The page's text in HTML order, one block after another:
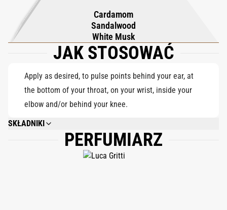
stronę bliskowschodniej gościnności ujętej w nowoczesny
minimalizm. Gdy zapach się uspokaja, drzewo sandałowe i
kardamon rozwijają się z gładkim wyrafinowaniem,
zakotwiczone przez welon czystego białego piżma. Gładki,
świetlisty i subtelnie uzależniający, Beyond the Wall proponuje
orientalny styl bez ograniczeń – ewolucję kształtowaną przez
ciekawość i wolność.
Cardamom
Sandalwood
White Musk
JAK STOSOWAĆ
Apply as desired, to pulse points behind your ear, at
the bottom of your throat, on your wrist, inside your
elbow and/or behind your knee.
SKŁADNIKI
ALCOHOL DENAT., PARFUM (FRAGRANCE), ALPHA-ISOMETHYL IONONE,
CINNAMAL, COUMARIN, LIMONENE, LINALOOL. 75% VOL.
PERFUMIARZ